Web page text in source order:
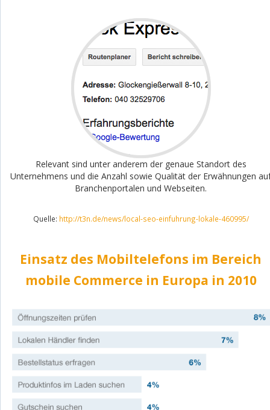
Relevant sind unter anderem der genaue Standort des
Unternehmens und die Anzahl sowie Qualität der Erwähnungen
Branchenportalen und Webseiten.
Quelle: http://t3n.de/news/local-seo-einfuhrung-lokale-460995/
Einsatz des Mobiltelefons im Bereich
mobile Commerce in Europa in 2010